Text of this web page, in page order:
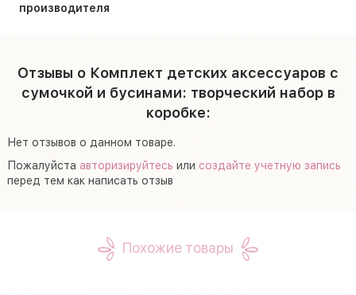
производителя
Отзывы о Комплект детских аксессуаров с
сумочкой и бусинами: творческий набор в
коробке:
Нет отзывов о данном товаре.
Пожалуйста авторизируйтесь или создайте учетную запись
перед тем как написать отзыв
Похожие товары